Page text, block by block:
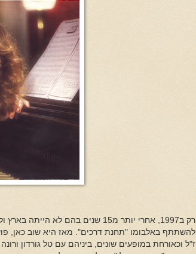
רק ב1997, אחרי יותר מ15 שנים
להשתתף באלבומו "תחנת דרכים". מאז היא שוב כאן,